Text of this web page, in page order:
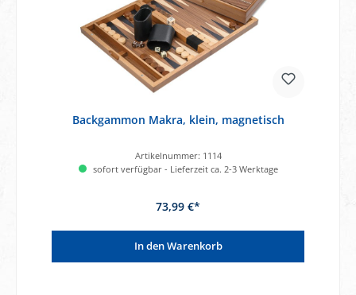
Backgammon Makra, klein, magnetisch
Artikelnummer: 1114
sofort verfügbar - Lieferzeit ca. 2-3 Werktage
73,99 €*
In den Warenkorb